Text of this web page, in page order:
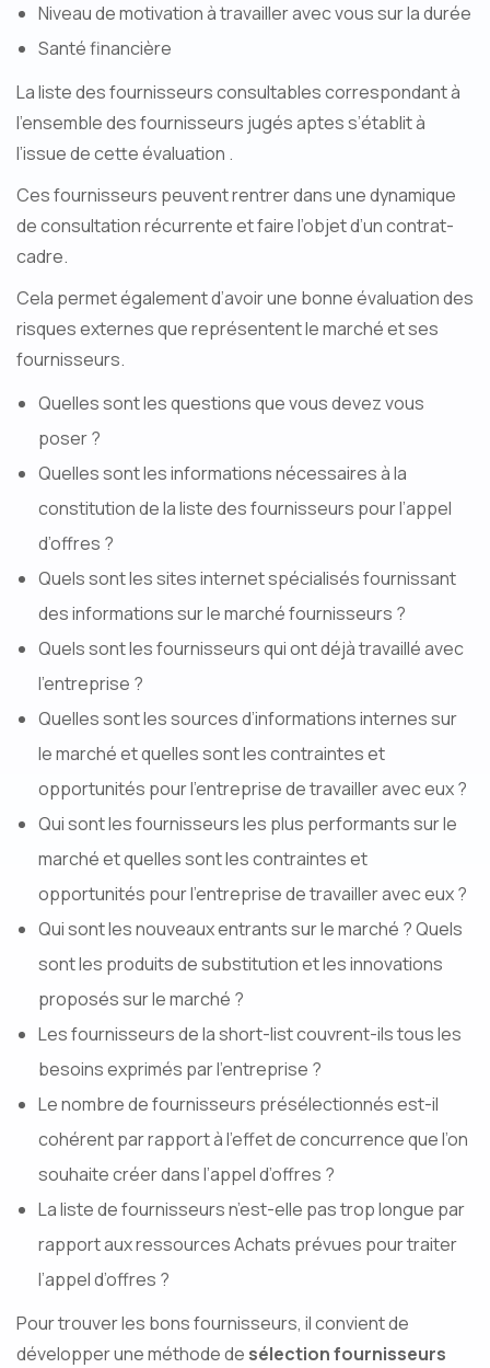
Niveau de motivation à travailler avec vous sur la durée
Santé financière
La liste des fournisseurs consultables correspondant à
l’ensemble des fournisseurs jugés aptes s’établit à
l’issue de cette évaluation .
Ces fournisseurs peuvent rentrer dans une dynamique
de consultation récurrente et faire l’objet d’un contrat-
cadre.
Cela permet également d’avoir une bonne évaluation des
risques externes que représentent le marché et ses
fournisseurs.
Quelles sont les questions que vous devez vous
poser ?
Quelles sont les informations nécessaires à la
constitution de la liste des fournisseurs pour l’appel
d’offres ?
Quels sont les sites internet spécialisés fournissant
des informations sur le marché fournisseurs ?
Quels sont les fournisseurs qui ont déjà travaillé avec
l’entreprise ?
Quelles sont les sources d’informations internes sur
le marché et quelles sont les contraintes et
opportunités pour l’entreprise de travailler avec eux ?
Qui sont les fournisseurs les plus performants sur le
marché et quelles sont les contraintes et
opportunités pour l’entreprise de travailler avec eux ?
Qui sont les nouveaux entrants sur le marché ? Quels
sont les produits de substitution et les innovations
proposés sur le marché ?
Les fournisseurs de la short-list couvrent-ils tous les
besoins exprimés par l’entreprise ?
Le nombre de fournisseurs présélectionnés est-il
cohérent par rapport à l’effet de concurrence que l’on
souhaite créer dans l’appel d’offres ?
La liste de fournisseurs n’est-elle pas trop longue par
rapport aux ressources Achats prévues pour traiter
l’appel d’offres ?
Pour trouver les bons fournisseurs, il convient de
développer une méthode de sélection fournisseurs